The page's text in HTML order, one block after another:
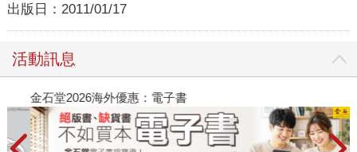
出版日： 2011/01/17
活動訊息
金石堂2026海外優惠：電子書